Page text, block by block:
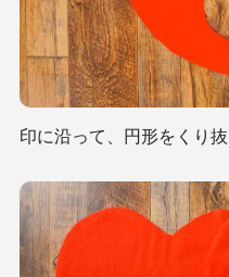
印に沿って、円形をくり抜